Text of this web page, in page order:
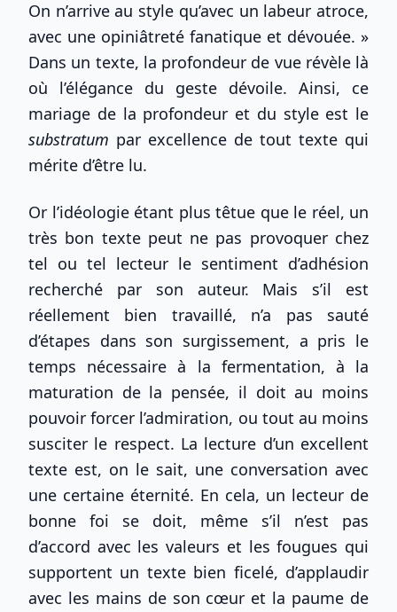
On n’arrive au style qu’avec un labeur atroce,
avec une opiniâtreté fanatique et dévouée. »
Dans un texte, la profondeur de vue révèle là
où l’élégance du geste dévoile. Ainsi, ce
mariage de la profondeur et du style est le
substratum par excellence de tout texte qui
mérite d’être lu.
Or l’idéologie étant plus têtue que le réel, un
très bon texte peut ne pas provoquer chez
tel ou tel lecteur le sentiment d’adhésion
recherché par son auteur. Mais s’il est
réellement bien travaillé, n’a pas sauté
d’étapes dans son surgissement, a pris le
temps nécessaire à la fermentation, à la
maturation de la pensée, il doit au moins
pouvoir forcer l’admiration, ou tout au moins
susciter le respect. La lecture d’un excellent
texte est, on le sait, une conversation avec
une certaine éternité. En cela, un lecteur de
bonne foi se doit, même s’il n’est pas
d’accord avec les valeurs et les fougues qui
supportent un texte bien ficelé, d’applaudir
avec les mains de son cœur et la paume de